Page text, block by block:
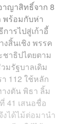
าญาสิทธิ์จาก 8
พร้อมกับห่า
ารไปสู่เก้าอี้
สิ้นเชิง พรรค
ชาธิปไตยตาม
มรัฐบาลเดิม
112 ใช้หลัก
งตัน พิธา ลิ้ม
41 เสนอชื่อ
งได้ไม้ต่อมานำ